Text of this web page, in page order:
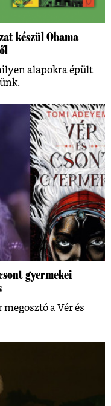
készül Obama
alapokra épült
gyermekei
a Vér és